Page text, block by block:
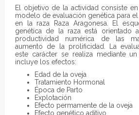
El objetivo de la actividad consiste
modelo de evaluación genética para
en la raza Raza Aragonesa. El
genética de la raza está orientado
productividad numérica de las
aumento de la prolificidad. La
este carácter se realiza mediante
incluye los efectos:
Edad de la oveja
Tratamiento Hormonal
Época de Parto
Explotación
Efecto permamente de la oveja
Efecto genético aditivo